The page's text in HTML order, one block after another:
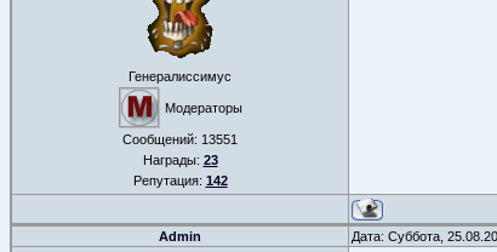
Генералиссимус
Модераторы
Сообщений: 13551
Награды: 23
Репутация: 142
Admin Дата: Суббота,